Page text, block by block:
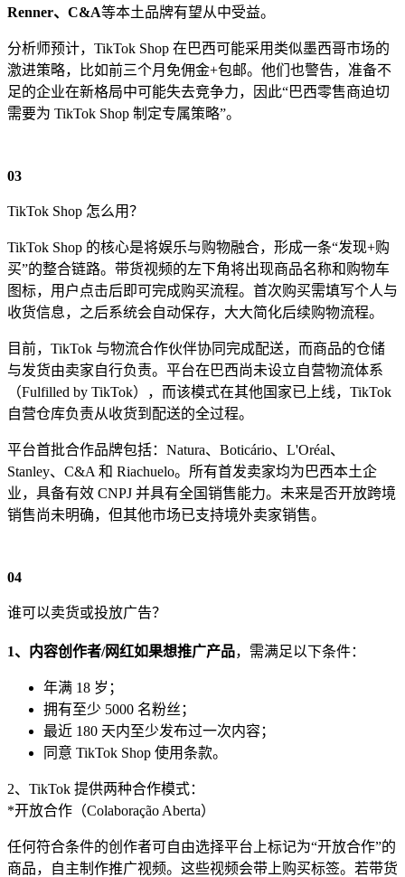
Renner、C&A等本土品牌有望从中受益。
分析师预计，TikTok Shop 在巴西可能采用类似墨西哥市场的
激进策略，比如前三个月免佣金+包邮。他们也警告，准备不
足的企业在新格局中可能失去竞争力，因此“巴西零售商迫切
需要为 TikTok Shop 制定专属策略”。
03
TikTok Shop 怎么用？
TikTok Shop 的核心是将娱乐与购物融合，形成一条“发现+购
买”的整合链路。带货视频的左下角将出现商品名称和购物车
图标，用户点击后即可完成购买流程。首次购买需填写个人与
收货信息，之后系统会自动保存，大大简化后续购物流程。
目前，TikTok 与物流合作伙伴协同完成配送，而商品的仓储
与发货由卖家自行负责。平台在巴西尚未设立自营物流体系
（Fulfilled by TikTok），而该模式在其他国家已上线，TikTok
自营仓库负责从收货到配送的全过程。
平台首批合作品牌包括：Natura、Boticário、L'Oréal、
Stanley、C&A 和 Riachuelo。所有首发卖家均为巴西本土企
业，具备有效 CNPJ 并具有全国销售能力。未来是否开放跨境
销售尚未明确，但其他市场已支持境外卖家销售。
04
谁可以卖货或投放广告？
1、 内容创作者/网红如果想推广产品，需满足以下条件：
年满 18 岁；
拥有至少 5000 名粉丝；
最近 180 天内至少发布过一次内容；
同意 TikTok Shop 使用条款。
2、TikTok 提供两种合作模式：
*开放合作（Colaboração Aberta）
任何符合条件的创作者可自由选择平台上标记为“开放合作”的
商品，自主制作推广视频。这些视频会带上购买标签。若带货